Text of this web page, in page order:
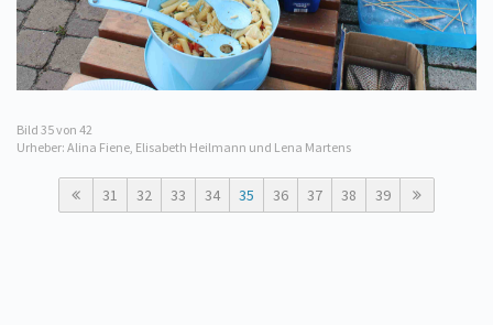
Bild 35von 42
Urheber: Alina Fiene, Elisabeth Heilmann und Lena Martens
31 32 33 34 35 36 37 38 39